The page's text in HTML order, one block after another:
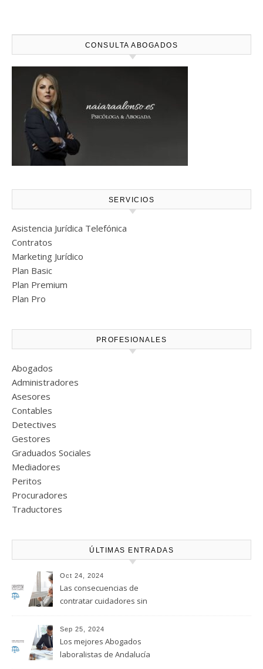
CONSULTA ABOGADOS
SERVICIOS
Asistencia Jurídica Telefónica
Contratos
Marketing Jurídico
Plan Basic
Plan Premium
Plan Pro
PROFESIONALES
Abogados
Administradores
Asesores
Contables
Detectives
Gestores
Graduados Sociales
Mediadores
Peritos
Procuradores
Traductores
ÚLTIMAS ENTRADAS
Oct 24, 2024
Las consecuencias de
contratar cuidadores sin
laboral
Sep 25, 2024
Los mejores Abogados
laboralistas de Andalucía